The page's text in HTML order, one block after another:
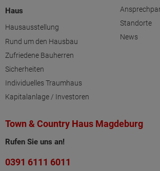
Haus
Hausausstellung
Rund um den Hausbau
Zufriedene Bauherren
Sicherheiten
Individuelles Traumhaus
Kapitalanlage / Investoren
Standorte
News
Town & Country Haus Magdeburg
Rufen Sie uns an!
0391 6111 6011